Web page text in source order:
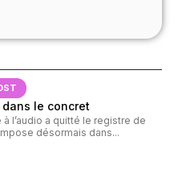
dans le concret
à l’audio a quitté le registre de
désormais dans...